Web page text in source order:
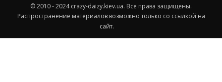
© 2010 - 2024 crazy-daizy.kiev.ua. Все права защищены.
Распространение материалов возможно только со ссылкой на
сайт.